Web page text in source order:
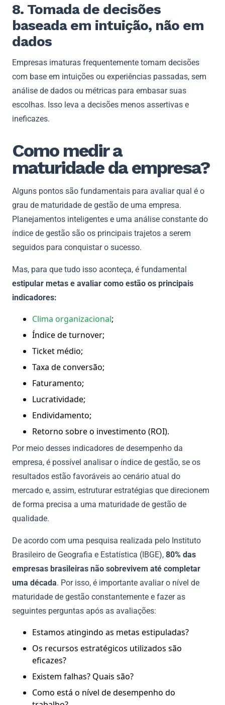
8. Tomada de decisões
baseada em intuição, não em
dados
Empresas imaturas frequentemente tomam decisões
com base em intuições ou experiências passadas, sem
análise de dados ou métricas para embasar suas
escolhas. Isso leva a decisões menos assertivas e
ineficazes.
Como medir a
maturidade da empresa?
Alguns pontos são fundamentais para avaliar qual é o
grau de maturidade de gestão de uma empresa.
Planejamentos inteligentes e uma análise constante do
índice de gestão são os principais trajetos a serem
seguidos para conquistar o sucesso.
Mas, para que tudo isso aconteça, é fundamental
estipular metas e avaliar como estão os principais
indicadores:
Clima organizacional;
Índice de turnover;
Ticket médio;
Taxa de conversão;
Faturamento;
Lucratividade;
Endividamento;
Retorno sobre o investimento (ROI).
Por meio desses indicadores de desempenho da
empresa, é possível analisar o índice de gestão, se os
resultados estão favoráveis ao cenário atual do
mercado e, assim, estruturar estratégias que direcionem
de forma precisa a uma maturidade de gestão de
qualidade.
De acordo com uma pesquisa realizada pelo Instituto
Brasileiro de Geografia e Estatística (IBGE), 80% das
empresas brasileiras não sobrevivem até completar
uma década. Por isso, é importante avaliar o nível de
maturidade de gestão constantemente e fazer as
seguintes perguntas após as avaliações:
Estamos atingindo as metas estipuladas?
Os recursos estratégicos utilizados são
eficazes?
Existem falhas? Quais são?
Como está o nível de desempenho do